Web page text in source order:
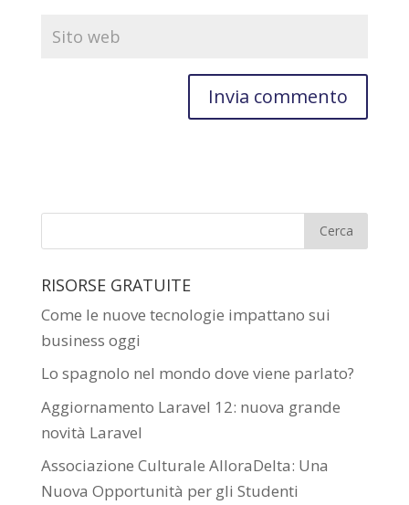
RISORSE GRATUITE
Come le nuove tecnologie impattano sui
business oggi
Lo spagnolo nel mondo dove viene parlato?
Aggiornamento Laravel 12: nuova grande
novità Laravel
Associazione Culturale AlloraDelta: Una
Nuova Opportunità per gli Studenti